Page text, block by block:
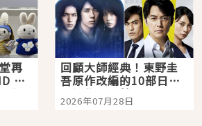
再
原
新
分
回顧大師經典！東野圭
吾原作改編的10部日本
影視作品推薦
2026年07月28日